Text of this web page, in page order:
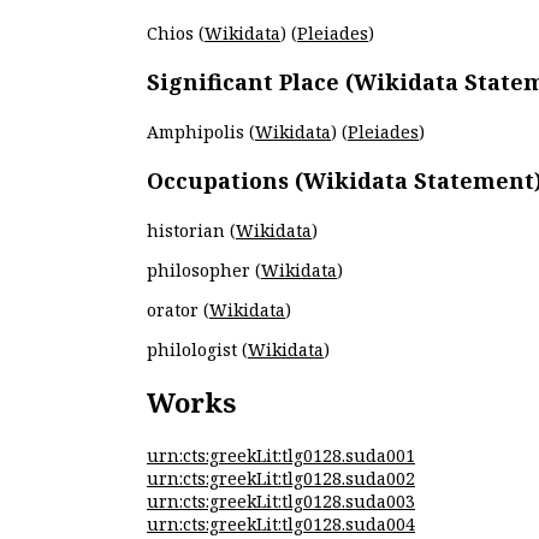
Chios (Wikidata) (Pleiades)
Significant Place (Wikidata
Amphipolis (Wikidata) (Pleiades)
Occupations (Wikidata
historian (Wikidata)
philosopher (Wikidata)
orator (Wikidata)
philologist (Wikidata)
Works
urn:cts:greekLit:tlg0128.suda001
urn:cts:greekLit:tlg0128.suda002
urn:cts:greekLit:tlg0128.suda003
urn:cts:greekLit:tlg0128.suda004